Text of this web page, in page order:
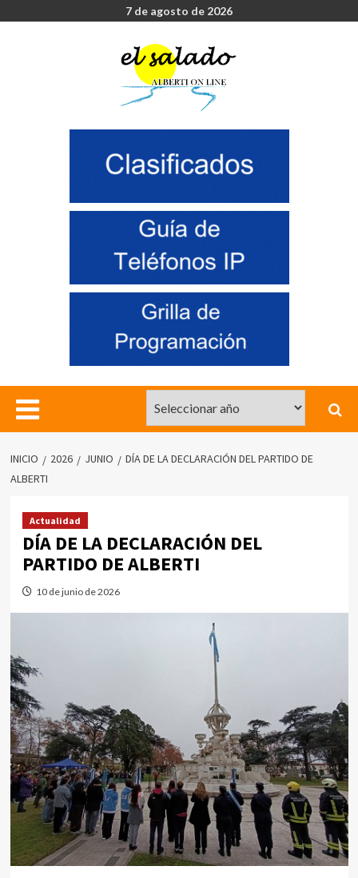
7 de agosto de 2026
INICIO 2026 JUNIO
DÍA DE LA DECLARACIÓN DEL PARTIDO DE
ALBERTI
Actualidad
DÍA DE LA DECLARACIÓN DEL
PARTIDO DE ALBERTI
10 de junio de 2026